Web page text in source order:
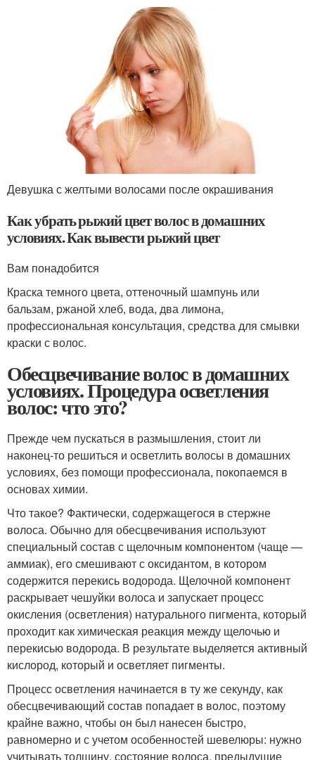
Девушка с желтыми волосами после окрашивания
Как убрать рыжий цвет волос в домашних
условиях. Как вывести рыжий цвет
Вам понадобится
Краска темного цвета, оттеночный шампунь или
бальзам, ржаной хлеб, вода, два лимона,
профессиональная консультация, средства для смывки
краски с волос.
Обесцвечивание волос в домашних
условиях. Процедура осветления
волос: что это?
Прежде чем пускаться в размышления, стоит ли
наконец-то решиться и осветлить волосы в домашних
условиях, без помощи профессионала, покопаемся в
основах химии.
Что такое? Фактически, содержащегося в стержне
волоса. Обычно для обесцвечивания используют
специальный состав с щелочным компонентом (чаще —
аммиак), его смешивают с оксидантом, в котором
содержится перекись водорода. Щелочной компонент
раскрывает чешуйки волоса и запускает процесс
окисления (осветления) натурального пигмента, который
проходит как химическая реакция между щелочью и
перекисью водорода. В результате выделяется активный
кислород, который и осветляет пигменты.
Процесс осветления начинается в ту же секунду, как
обесцвечивающий состав попадает в волос, поэтому
крайне важно, чтобы он был нанесен быстро,
равномерно и с учетом особенностей шевелюры: нужно
учитывать толщину, состояние волоса, предыдущие